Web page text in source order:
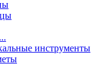
инструменты